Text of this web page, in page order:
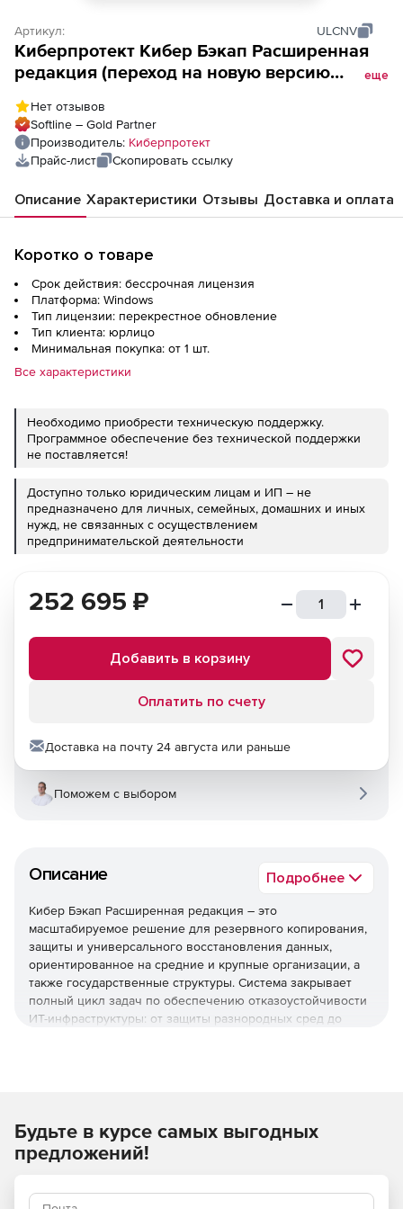
Артикул: ULCNV
Киберпротект Кибер Бэкап Расширенная
редакция (переход на новую версию
для универсальной лицензии
еще
Нет отзывов
Softline – Gold Partner
Производитель: Киберпротект
Прайс-лист
Скопировать ссылку
Описание Характеристики Отзывы Доставка и оплата
Коротко о товаре
Срок действия: бессрочная лицензия
Платформа: Windows
Тип лицензии: перекрестное обновление
Тип клиента: юрлицо
Минимальная покупка: от 1 шт.
Все характеристики
Необходимо приобрести техническую поддержку.
Программное обеспечение без технической поддержки
не поставляется!
Доступно только юридическим лицам и ИП – не
предназначено для личных, семейных, домашних и иных
нужд, не связанных с осуществлением
предпринимательской деятельности
Описание Подробнее
Кибер Бэкап Расширенная редакция – это
масштабируемое решение для резервного копирования,
защиты и универсального восстановления данных,
ориентированное на средние и крупные организации, а
также государственные структуры. Система закрывает
полный цикл задач по обеспечению отказоустойчивости
ИТ-инфраструктуры: от защиты разнородных сред до
быстрого восстановления данных и соответствия
регуляторным требованиям при оптимальной стоимости
владения.
Необходимо приобрести
252 695 ₽
Добавить в корзину
Оплатить по счету
Доставка на почту 24 августа или раньше
Поможем с выбором
Будьте в курсе самых выгодных
предложений!